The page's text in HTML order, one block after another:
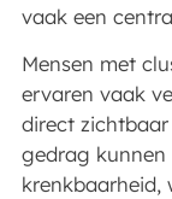
vaak een
Mensen met
ervaren vaak
direct
gedrag kunnen
krenkbaarheid,